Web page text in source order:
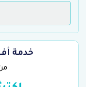
خدمة